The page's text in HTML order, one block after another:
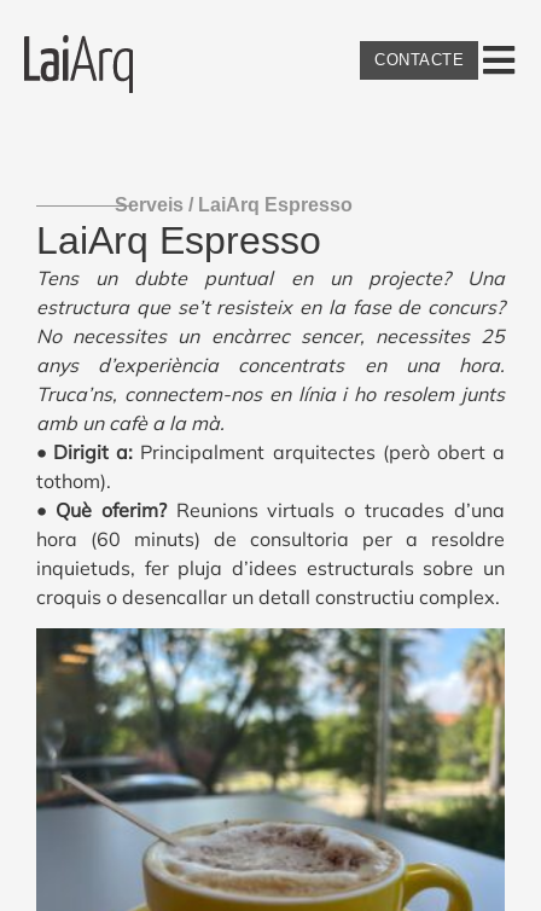
CONTACTE
Serveis / LaiArq Espresso
LaiArq Espresso
Tens un dubte puntual en un projecte? Una
estructura que se’t resisteix en la fase de concurs?
No necessites un encàrrec sencer, necessites 25
anys d’experiència concentrats en una hora.
Truca’ns, connectem-nos en línia i ho resolem junts
amb un cafè a la mà.
• Dirigit a: Principalment arquitectes (però obert a
tothom).
• Què oferim?Reunions virtuals o trucades d’una
hora (60 minuts) de consultoria per a resoldre
inquietuds, fer pluja d’idees estructurals sobre un
croquis o desencallar un detall constructiu complex.